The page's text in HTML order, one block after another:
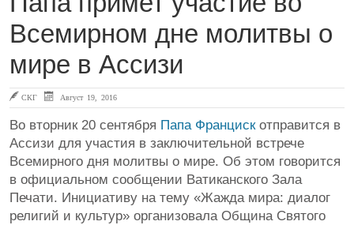
Всемирном дне молитвы о
мире в Ассизи
СКГ Август 19, 2016
Во вторник 20 сентября Папа Францискотправится в
Ассизи для участия в заключительной встрече
Всемирного дня молитвы о мире. Об этом говорится
в официальном сообщении Ватиканского Зала
Печати. Инициативу на тему «Жажда мира: диалог
религий и культур» организовала Община Святого